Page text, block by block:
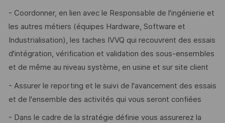
- Coordonner, en lien avec le Responsable de l'ingénierie et
les autres métiers (équipes Hardware, Software et
Industrialisation), les taches IVVQ qui recouvrent des essais
d'intégration, vérification et validation des sous-ensembles
et de même au niveau système, en usine et sur site client
- Assurer le reporting et le suivi de l'avancement des essais
et de l'ensemble des activités qui vous seront confiées
- Dans le cadre de la stratégie définie vous assurerez la